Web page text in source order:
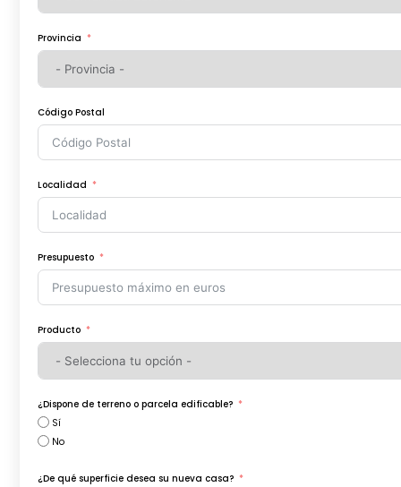
Provincia
Código Postal
Localidad
Presupuesto
Producto
¿Dispone de terreno o parcela edificable?
Sí
No
¿De qué superficie desea su nueva casa?